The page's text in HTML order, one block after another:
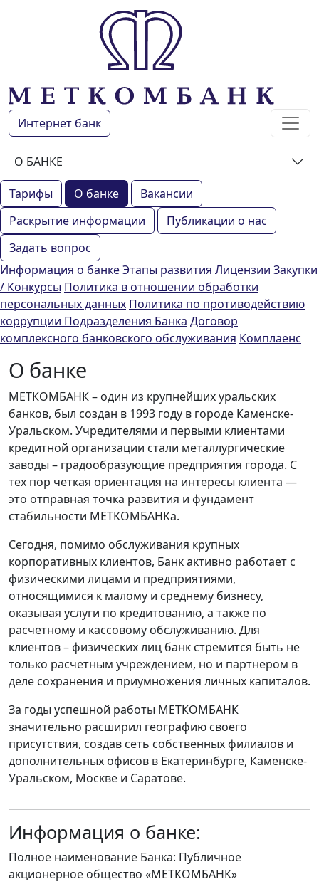
Интернет банк
О БАНКЕ
Тарифы О банке
Вакансии
Раскрытие информации
Публикации о нас
Задать вопрос
Информация о банкеЭтапы развития Лицензии Закупки
/ Конкурсы Политика в отношении обработки
персональных данных Политика по противодействию
коррупции Подразделения Банка Договор
комплексного банковского обслуживания Комплаенс
О банке
МЕТКОМБАНК – один из крупнейших уральских
банков, был создан в 1993 году в городе Каменске-
Уральском. Учредителями и первыми клиентами
кредитной организации стали металлургические
заводы – градообразующие предприятия города. С
тех пор четкая ориентация на интересы клиента —
это отправная точка развития и фундамент
стабильности МЕТКОМБАНКа.
Сегодня, помимо обслуживания крупных
корпоративных клиентов, Банк активно работает с
физическими лицами и предприятиями,
относящимися к малому и среднему бизнесу,
оказывая услуги по кредитованию, а также по
расчетному и кассовому обслуживанию. Для
клиентов – физических лиц банк стремится быть не
только расчетным учреждением, но и партнером в
деле сохранения и приумножения личных капиталов.
За годы успешной работы МЕТКОМБАНК
значительно расширил географию своего
присутствия, создав сеть собственных филиалов и
дополнительных офисов в Екатеринбурге, Каменске-
Уральском, Москве и Саратове.
Информация о банке:
Полное наименование Банка: Публичное
акционерное общество «МЕТКОМБАНК»